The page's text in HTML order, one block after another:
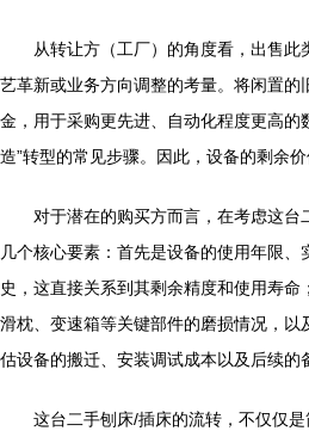
从转让方（工厂）的角度看，出售
艺革新或业务方向调整的考量。将闲置的
金，用于采购更先进、自动化程度更高的
造”转型的常见步骤。因此，设备的剩余
对于潜在的购买方而言，在考虑这台
几个核心要素：首先是设备的使用年限
史，这直接关系到其剩余精度和使用寿命
滑枕、变速箱等关键部件的磨损情况，
估设备的搬迁、安装调试成本以及后续的
这台二手刨床/插床的流转，不仅仅